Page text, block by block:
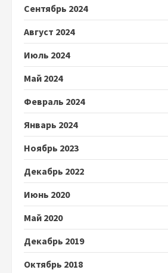
Сентябрь 2024
Август 2024
Июль 2024
Май 2024
Февраль 2024
Январь 2024
Ноябрь 2023
Декабрь 2022
Июнь 2020
Май 2020
Декабрь 2019
Октябрь 2018